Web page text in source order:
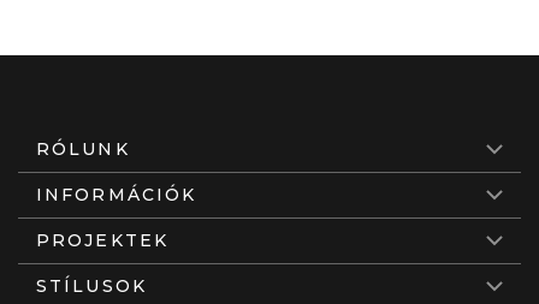
RÓLUNK
INFORMÁCIÓK
PROJEKTEK
STÍLUSOK